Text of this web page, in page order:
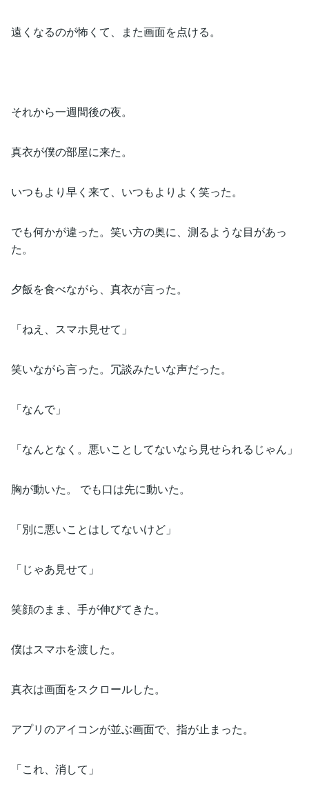
遠くなるのが怖くて、また画面を点ける。
それから一週間後の夜。
真衣が僕の部屋に来た。
いつもより早く来て、いつもよりよく笑った。
でも何かが違った。笑い方の奥に、測るような目があっ
た。
夕飯を食べながら、真衣が言った。
「ねえ、スマホ見せて」
笑いながら言った。冗談みたいな声だった。
「なんで」
「なんとなく。悪いことしてないなら見せられるじゃん」
胸が動いた。 でも口は先に動いた。
「別に悪いことはしてないけど」
「じゃあ見せて」
笑顔のまま、手が伸びてきた。
僕はスマホを渡した。
真衣は画面をスクロールした。
アプリのアイコンが並ぶ画面で、指が止まった。
「これ、消して」